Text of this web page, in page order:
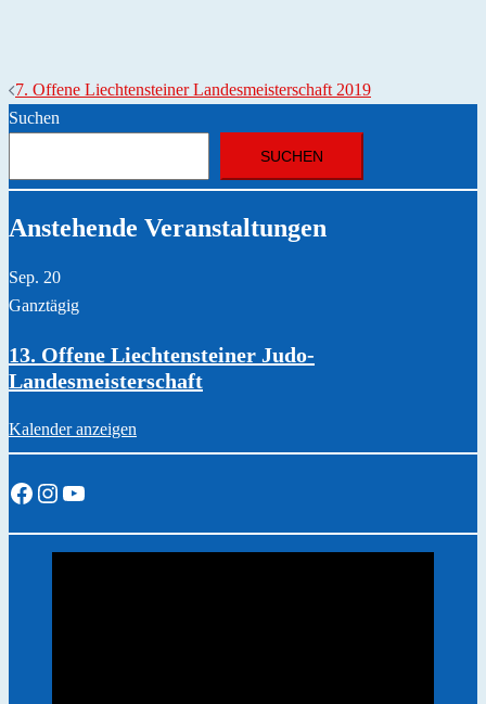
Beitragsnavigation
7. Offene Liechtensteiner Landesmeisterschaft 2019
Suchen
SUCHEN
Anstehende Veranstaltungen
Sep. 20
Ganztägig
13. Offene Liechtensteiner Judo-
Landesmeisterschaft
Kalender anzeigen
Facebook
Instagram
YouTube